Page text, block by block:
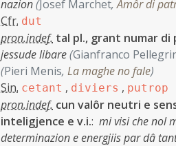
nazion(Josef Marchet,Amôr di
Cfr. dut
pron.indef. tal pl., grant numar di
jessude libare(Gianfranco
(Pieri Menis, La maghe no fale)
Sin. cetant , diviers , putrop
pron.indef. cun valôr neutri e
inteligjence e v.i.: mi visi che nol
determinazion e energjiis par dâ